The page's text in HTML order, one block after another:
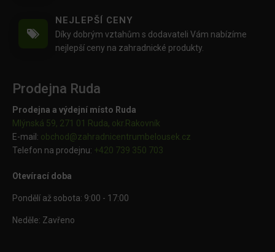
NEJLEPŠÍ CENY
Díky dobrým vztahům s dodavateli Vám nabízíme
nejlepší ceny na zahradnické produkty.
Prodejna Ruda
Prodejna a výdejní místo Ruda
Mlýnská 59, 271 01 Ruda, okr.Rakovník
E-mail: obchod@zahradnicentrumbelousek.cz
Telefon na prodejnu: +420 739 350 703
Otevírací doba
Pondělí až sobota: 9:00 - 17:00
Neděle: Zavřeno